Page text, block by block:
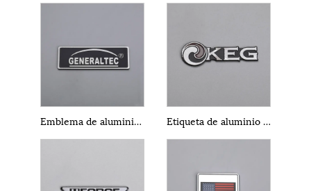
Emblema de aluminio 3D. Etiqueta de aluminio 3D